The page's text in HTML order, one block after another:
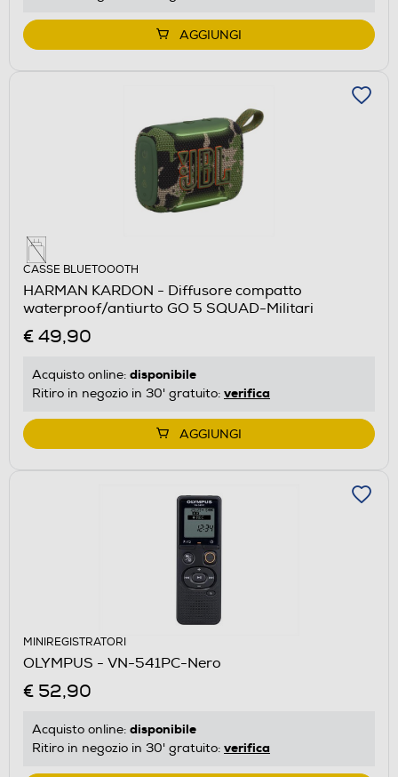
AGGIUNGI
CASSE BLUETOOOTH
HARMAN KARDON - Diffusore compatto
waterproof/antiurto GO 5 SQUAD-Militari
€ 49,90
Acquisto online: disponibile
Ritiro in negozio in 30' gratuito: verifica
AGGIUNGI
MINIREGISTRATORI
OLYMPUS - VN-541PC-Nero
€ 52,90
Acquisto online: disponibile
Ritiro in negozio in 30' gratuito: verifica